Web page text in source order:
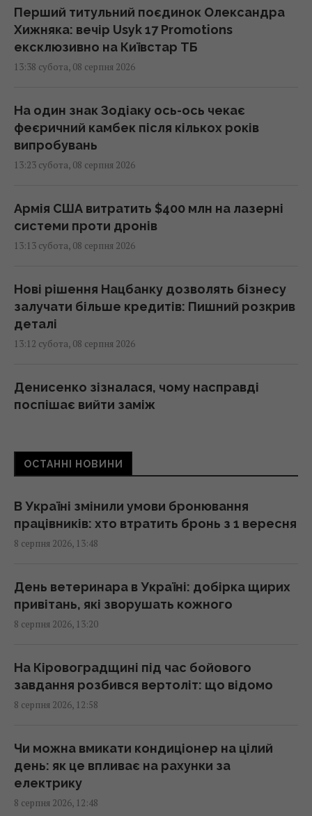
Перший титульний поєдинок Олександра
Хижняка: вечір Usyk 17 Promotions
ексклюзивно на Київстар ТБ
13:38 субота, 08 серпня 2026
На один знак Зодіаку ось-ось чекає
феєричний камбек після кількох років
випробувань
13:23 субота, 08 серпня 2026
Армія США витратить $400 млн на лазерні
системи проти дронів
13:13 субота, 08 серпня 2026
Нові рішення Нацбанку дозволять бізнесу
залучати більше кредитів: Пишний розкрив
деталі
13:12 субота, 08 серпня 2026
Денисенко зізналася, чому насправді
поспішає вийти заміж
Обробка вхідних дверей оцтом: досвідчені
13:00 субота, 08 серпня 2026
Цінують за надійність та довговічність:
у світі
12:51 субота, 08 серпня 2026
популярних міфів, які давно розвінчали
12:50 субота, 08 серпня 2026
сухофрукт, який може здивувати своєю
користю
12:42 субота, 08 серпня 2026
ОСТАННІ НОВИНИ
В Україні змінили умови бронювання
працівників: хто втратить бронь з 1 вересня
8 серпня 2026, 13:48
День ветеринара в Україні: добірка щирих
привітань, які зворушать кожного
8 серпня 2026, 13:20
На Кіровоградщині під час бойового
завдання розбився вертоліт: що відомо
8 серпня 2026, 12:58
Чи можна вмикати кондиціонер на цілий
день: як це впливає на рахунки за
електрику
8 серпня 2026, 12:48